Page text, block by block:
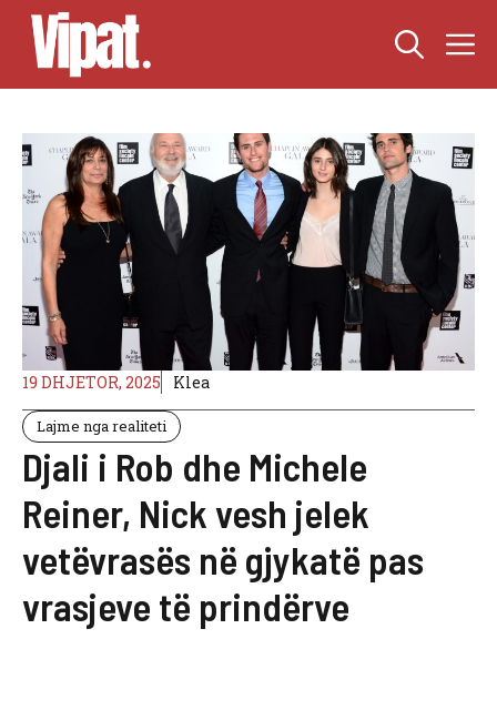
Skip
content
19 DHJETOR, 2025 Klea
Lajme nga realiteti
Djali i Rob dhe Michele
Reiner, Nick vesh jelek
vetëvrasës në gjykatë pas
vrasjeve të prindërve